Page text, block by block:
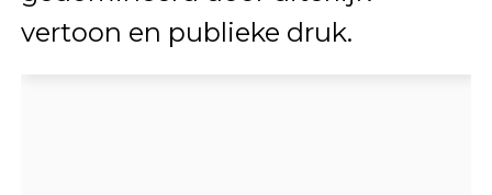
vertoon en publieke druk.